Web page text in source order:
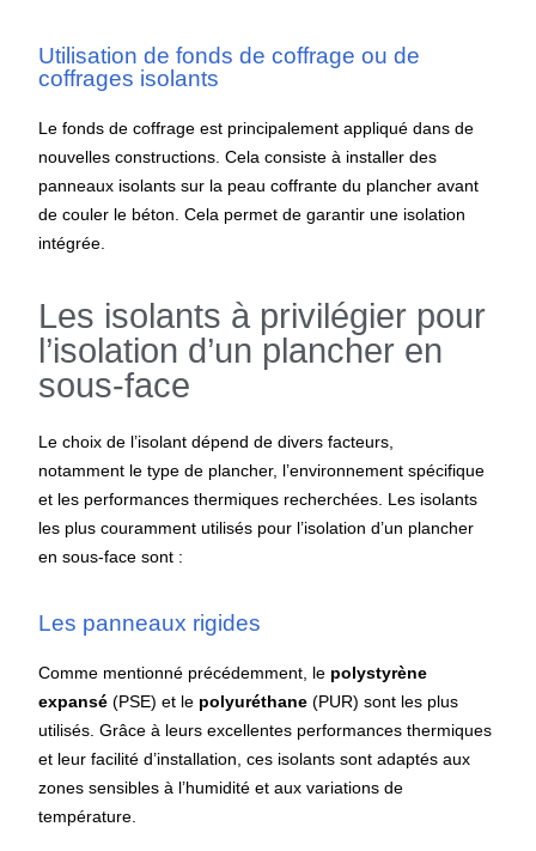
Utilisation de fonds de coffrage ou de
coffrages isolants
Le fonds de coffrage est principalement appliqué dans de
nouvelles constructions. Cela consiste à installer des
panneaux isolants sur la peau coffrante du plancher avant
de couler le béton. Cela permet de garantir une isolation
intégrée.
Les isolants à privilégier pour
l’isolation d’un plancher en
sous-face
Le choix de l’isolant dépend de divers facteurs,
notamment le type de plancher, l’environnement spécifique
et les performances thermiques recherchées. Les isolants
les plus couramment utilisés pour l’isolation d’un plancher
en sous-face sont :
Les panneaux rigides
Comme mentionné précédemment, le polystyrène
expansé (PSE) et le polyuréthane (PUR) sont les plus
utilisés. Grâce à leurs excellentes performances thermiques
et leur facilité d’installation, ces isolants sont adaptés aux
zones sensibles à l’humidité et aux variations de
température.